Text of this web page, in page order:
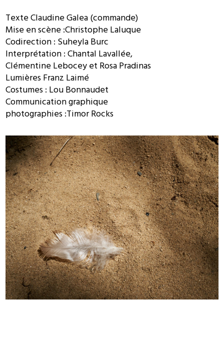
Texte Claudine Galea (commande)
Mise en scène :Christophe Laluque
Codirection : Suheyla Burc
Interprétation : Chantal Lavallée,
Clémentine Lebocey et Rosa Pradinas
Lumières Franz Laimé
Costumes : Lou Bonnaudet
Communication graphique
photographies :Timor Rocks